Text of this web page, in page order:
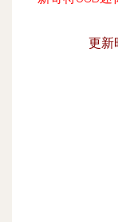
更新